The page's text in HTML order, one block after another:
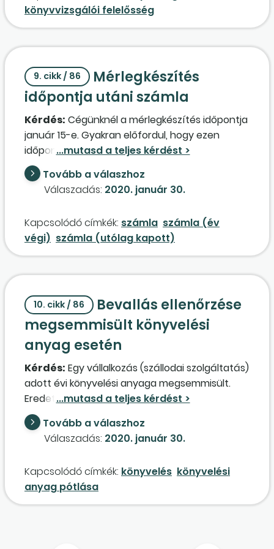
könyvvizsgálói felelősség
9. cikk / 86
Mérlegkészítés
időpontja utáni számla
Kérdés: Cégünknél a mérlegkészítés időpontja
január 15-e. Gyakran előfordul, hogy ezen
időpontig nem kerül elszámolásra az összes
még le nem számlázott igénybe vett
szolgáltatás. Ezek miatt minden évben
önellenőrzéssel kell rendezni a többlet-
egyedileg 20-100 ezer forintos tételek nem
jelentősek. Van-e lehetőség a számvitel-
politikában meghatározni egy korlátot, ami
alatt ezek a számlák a következő évi
önellenőrzést végrehajtani? Lehet-e ez
esetben a későbbiek során adóhiányt
megállapítani?
Tovább a válaszhoz
Válaszadás: 2020. január 30.
Kapcsolódó címkék: számla számla (év
végi) számla (utólag kapott)
10. cikk / 86
Bevallás ellenőrzése
megsemmisült könyvelési
anyag esetén
Kérdés: Egy vállalkozás (szállodai szolgáltatás)
adott évi könyvelési anyaga megsemmisült.
Eredeti állapotában kizárólag a
számlatömbben maradó tőpéldányok állnak
rendelkezésre. A pénztárgépszalagok, a
készpénzes kéziszámlák (a tőpéldányok
költségszámlák megsemmisültek. A
könyvelőprogramból előállított főkönyvi karton
és főkönyvi kivonat rendelkezésre áll. A hiányzó
Tovább a válaszhoz
Válaszadás: 2020. január 30.
Kapcsolódó címkék: könyvelés könyvelési
anyag pótlása